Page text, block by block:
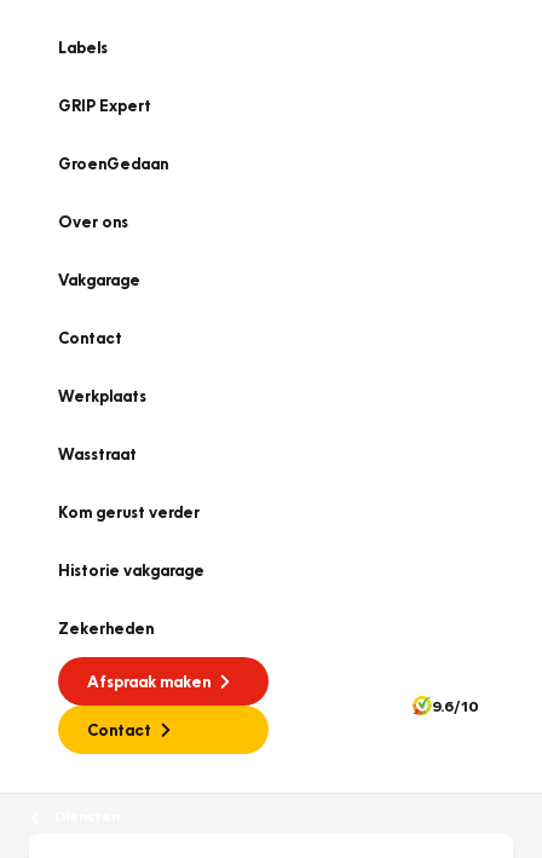
Labels
GRIP Expert
GroenGedaan
Over ons
Vakgarage
Contact
Werkplaats
Wasstraat
Kom gerust verder
Historie vakgarage
Zekerheden
Afspraak maken
Contact
9.6/10